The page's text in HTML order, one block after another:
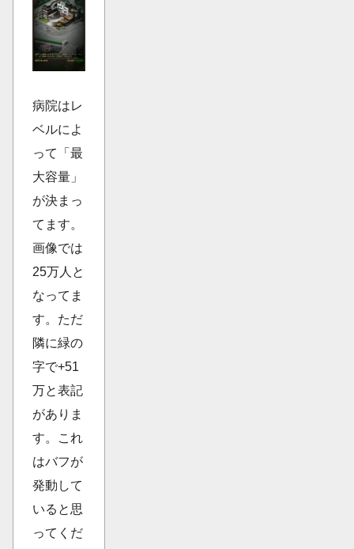
病院はレ
ベルによ
って「最
大容量」
が決まっ
てます。
画像では
25万人と
なってま
す。ただ
隣に緑の
字で+51
万と表記
がありま
す。これ
はバフが
発動して
いると思
ってくだ